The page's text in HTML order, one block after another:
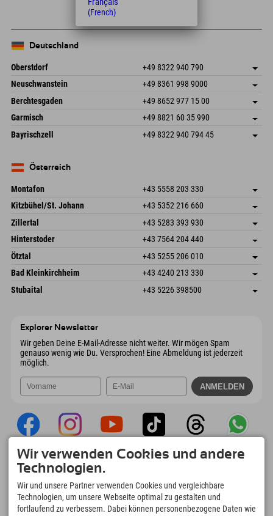
Deutschland
Oberstdorf +49 8322 940 790
An der Breitach 3
Deutschland
Adresse speichern
Buchen
Neuschwanstein +49 8361 998 9000
An der Riese 45
87484 Nesselwang im Allgäu
Deutschland
Adresse speichern
Anreiseinfos
Buchen
Berchtesgaden +49 8652 977 15 00
Hofreitstr. 7
Deutschland
Adresse speichern
Buchen
Garmisch +49 8821 60 35 990
Frickenstraße 22
82490 Farchant
Adresse speichern
Anreiseinfos
Bayrischzell +49 8322 940 794 45
Deutschland
Österreich
Montafon +43 5558 203 330
Dorfstr. 127b
6793 Gaschurn/Montafon
Österreich
Adresse speichern
Buchen
Kitzbühel/St. Johann +43 5352 216 660
Speckbacherstraße 87
6380 St. Johann in Tirol
Österreich
Adresse speichern
Anreiseinfos
Buchen
Zillertal +43 5283 393 930
Schmiedau 2
Österreich
Adresse speichern
Buchen
Hinterstoder +43 7564 204 440
Freizeitpark 10
4573 Hinterstoder
Österreich
Adresse speichern
Anreiseinfos
Buchen
Ötztal +43 5255 206 010
Gscheat 14
Österreich
Adresse speichern
Buchen
Bad Kleinkirchheim +43 4240 213 330
Dorfstraße 24
9546 Bad Kleinkirchheim
Adresse speichern
Anreiseinfos
Stubaital +43 5226 398500
Explorer Newsletter
Wir geben Deine E-Mail-Adresse nicht weiter. Wir mögen Spam
genauso wenig wie Du. Versprochen! Eine Abmeldung ist jederzeit
möglich.
Explorer App
Upload Deiner #ExplorerMoments, Mein
Explorer To Go mit Buchungsübersicht,
Bucketlist, Restaurantübersicht uvm. Jetzt
downloaden!
Wir verwenden Cookies und andere
Technologien.
Wir und unsere Partner verwenden Cookies und vergleichbare
Technologien, um unsere Webseite optimal zu gestalten und
fortlaufend zu verbessern. Dabei können personenbezogene Daten wie
(French)